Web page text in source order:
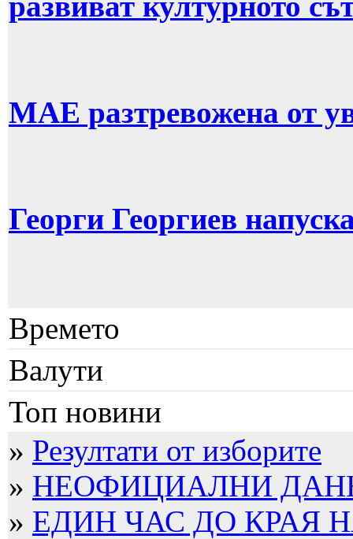
МАЕ разтревожена от
Георги Георгиев
Времето
Валути
Топ новини
» Резултати от изборите
» НЕОФИЦИАЛНИ
» ЕДИН ЧАС ДО КРАЯ